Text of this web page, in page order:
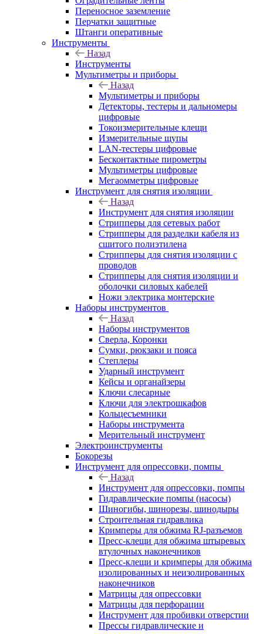
Переносное заземление
Перчатки защитные
Штанги оперативные
Инструменты
Назад
Инструменты
Мультиметры и приборы
Назад
Мультиметры и приборы
Детекторы, тестеры и дальномеры
цифровые
Токоизмерительные клещи
Измерительные щупы
LAN-тестеры цифровые
Бесконтактные пирометры
Мультиметры цифровые
Мегаомметры цифровые
Инструмент для снятия изоляции
Назад
Инструмент для снятия изоляции
Стрипперы для сетевых работ
Стрипперы для разделки кабеля из
сшитого полиэтилена
Cтрипперы для снятия изоляции с
проводов
Стрипперы для снятия изоляции и
оболочки силовых кабелей
Ножи электрика монтерские
Наборы инструментов
Назад
Наборы инструментов
Сверла, Коронки
Сумки, рюкзаки и пояса
Степлеры
Ударный инструмент
Кейсы и органайзеры
Ключи слесарные
Ключи для электрошкафов
Кольцесъемники
Наборы инструмента
Мерительный инструмент
Электроинструменты
Бокорезы
Инструмент для опрессовки, помпы
Назад
Инструмент для опрессовки, помпы
Гидравлические помпы (насосы)
Шиногибы, шинорезы, шинодыры
Строительная гидравлика
Кримперы для обжима RJ-разъемов
Пресс-клещи для обжима штыревых
втулочных наконечников
Пресс-клещи и кримперы для обжима
изолированных и неизолированных
наконечников
Матрицы для опрессовки
Матрицы для перфорации
Инструмент для пробивки отверстии
Прессы гидравлические и